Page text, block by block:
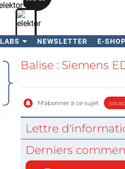
LABS NEWSLETTER E-SHOP
RechercherBalise : Siemens
M'abonner à ce sujet
Lettre
Derniers